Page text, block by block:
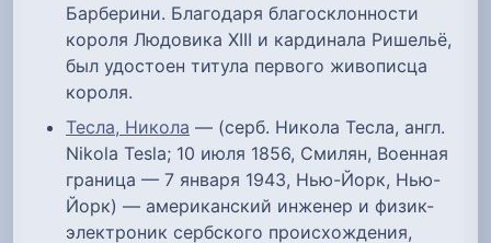
Барберини. Благодаря благосклонности
короля Людовика XIII и кардинала Ришельё,
был удостоен титула первого живописца
короля.
Тесла, Никола — (серб. Никола Тесла, англ.
Nikola Tesla; 10 июля 1856, Смилян, Военная
граница — 7 января 1943, Нью-Йорк, Нью-
Йорк) — американский инженер и физик-
электроник сербского происхождения,